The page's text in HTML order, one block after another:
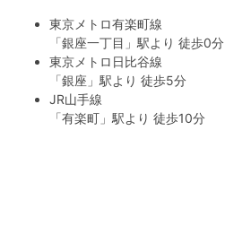
東京メトロ有楽町線
「銀座一丁目 」駅より 徒歩0分
東京メトロ日比谷線
「銀座 」駅より 徒歩5分
JR山手線
「有楽町 」駅より 徒歩10分